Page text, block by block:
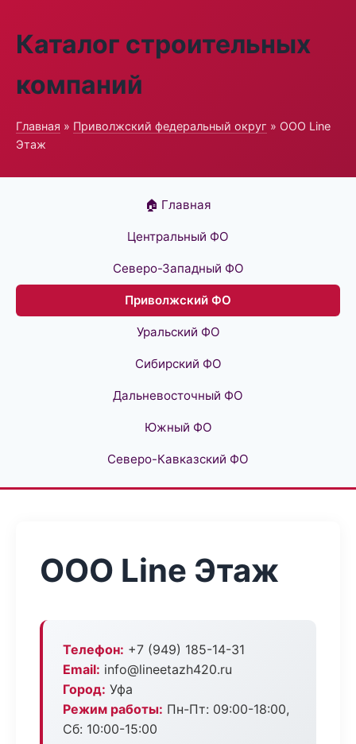
Каталог строительных
компаний
Главная » Приволжский федеральный округ » ООО Line
Этаж
🏠 Главная
Центральный ФО
Северо-Западный ФО
Приволжский ФО
Уральский ФО
Сибирский ФО
Дальневосточный ФО
Южный ФО
Северо-Кавказский ФО
ООО Line Этаж
Телефон: +7 (949) 185-14-31
Email: info@lineetazh420.ru
Город: Уфа
Режим работы: Пн-Пт: 09:00-18:00,
Сб: 10:00-15:00